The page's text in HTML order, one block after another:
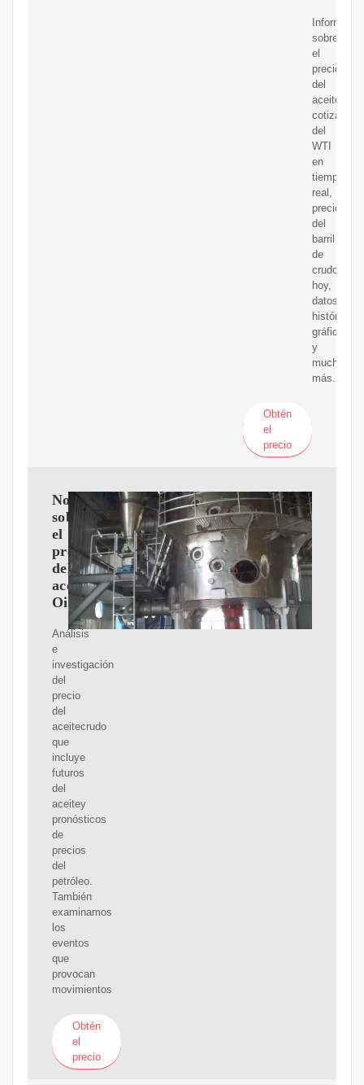
sobre
el
precio
del
cotización
del
WTI
en
tiempo
real,
precio
del
barril
de
crudo
hoy,
datos
históricos,
gráficos
y
mucho
más.
Obtén
el
precio
Noticia
sobre
el
precio
del
aceite-
OilPrice.com
Análisis
e
investigación
del
precio
del
aceitecrudo
que
incluye
futuros
del
aceitey
pronósticos
de
precios
del
petróleo.
También
examinamos
los
eventos
que
provocan
movimientos
Obtén
el
precio